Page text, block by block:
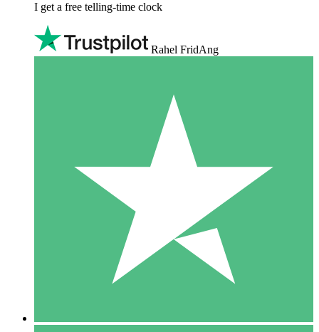
I get a free telling-time clock
Rahel FridAng